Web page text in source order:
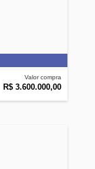
Valor compra
R$ 3.600.000,00